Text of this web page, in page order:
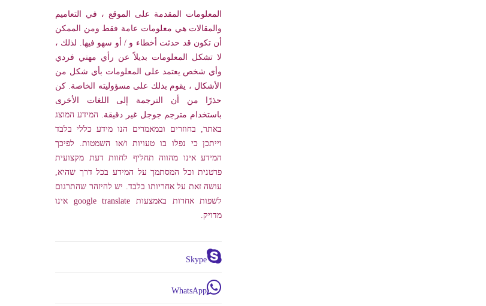
المعلومات المقدمة على الموقع ، في التعاميم
والمقالات هي معلومات عامة فقط ومن الممكن
أن تكون قد حدثت أخطاء و / أو سهو فيها. لذلك ،
لا تشكل المعلومات بديلاً عن رأي مهني فردي
وأي شخص يعتمد على المعلومات بأي شكل من
الأشكال ، يقوم بذلك على مسؤوليته الخاصة. كن
حذرًا من أن الترجمة إلى اللغات الأخرى
باستخدام مترجم جوجل غير دقيقة. המידע המוצג
באתר, בחוזרים ובמאמרים הנו מידע כללי בלבד
וייתכן כי נפלו בו טעויות ו/או השמטות. לפיכך
המידע אינו מהווה תחליף לחוות דעת מקצועית
פרטנית וכל המסתמך על המידע בכל דרך שהיא,
עושה זאת על אחריותו בלבד. יש להיזהר שהתרגום
לשפות אחרות באמצעות google translate אינו
מדויק.
Skype
WhatsApp